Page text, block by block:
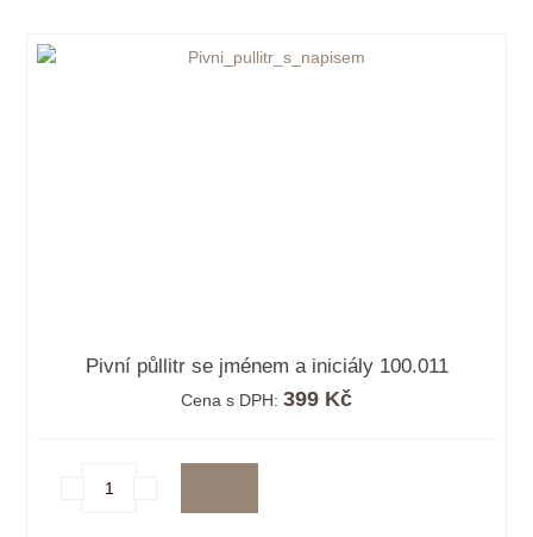
Pivní půllitr se jménem a iniciály 100.011
Cena s DPH: 399 Kč